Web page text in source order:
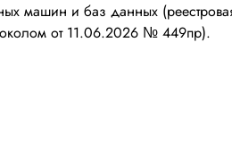
машин и баз данных
от 11.06.2026 № 449пр).